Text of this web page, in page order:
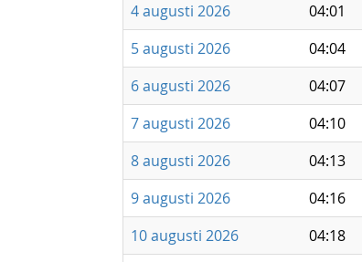
4 augusti 2026
04:01
5 augusti 2026
04:04
6 augusti 2026
04:07
7 augusti 2026
04:10
8 augusti 2026
04:13
9 augusti 2026
04:16
10 augusti 2026
04:18